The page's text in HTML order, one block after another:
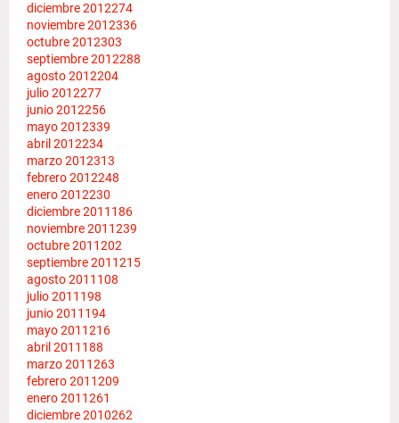
diciembre 2012274
noviembre 2012336
octubre 2012303
septiembre 2012288
agosto 2012204
julio 2012277
junio 2012256
mayo 2012339
abril 2012234
marzo 2012313
febrero 2012248
enero 2012230
diciembre 2011 186
noviembre 2011239
octubre 2011202
septiembre 2011215
agosto 2011 108
julio 2011 198
junio 2011 194
mayo 2011216
abril 2011 188
marzo 2011263
febrero 2011209
enero 2011261
diciembre 2010262